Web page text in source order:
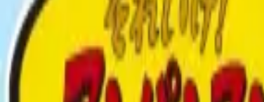
2025年5月 下旬入荷
それいけ！アンパンマ
それいけ！アンパンマン